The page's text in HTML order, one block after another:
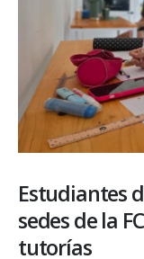
Estudiantes
sedes de la
tutorías